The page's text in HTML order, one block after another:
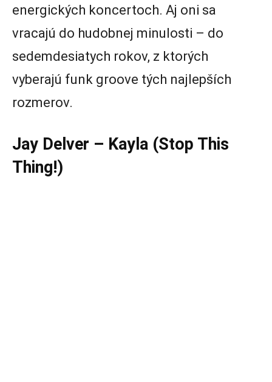
energických koncertoch. Aj oni sa
vracajú do hudobnej minulosti – do
sedemdesiatych rokov, z ktorých
vyberajú funk groove tých najlepších
rozmerov.
Jay Delver – Kayla (Stop This
Thing!)